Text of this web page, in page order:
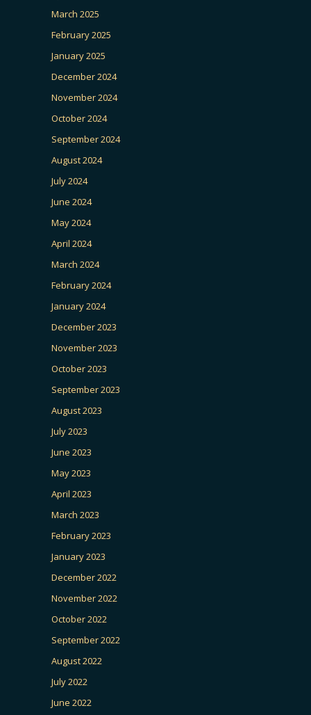
March 2025
February 2025
January 2025
December 2024
November 2024
October 2024
September 2024
August 2024
July 2024
June 2024
May 2024
April 2024
March 2024
February 2024
January 2024
December 2023
November 2023
October 2023
September 2023
August 2023
July 2023
June 2023
May 2023
April 2023
March 2023
February 2023
January 2023
December 2022
November 2022
October 2022
September 2022
August 2022
July 2022
June 2022